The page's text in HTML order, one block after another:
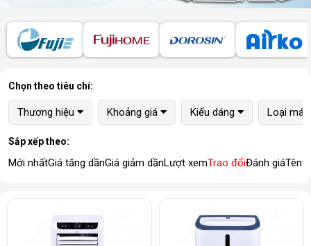
Chọn theo tiêu chí:
Thương hiệu Khoảng giá Kiểu dáng Loại máy
Sắp xếp theo:
Mới nhấtGiá tăng dầnGiá giảm dầnLượt xemTrao đổiĐánh giáTên